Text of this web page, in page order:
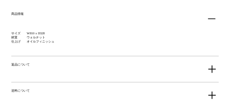
商品情報
サイズ W810 x D328
材質 ウォルナット
仕上げ オイルフィニッシュ
返品について
送料について